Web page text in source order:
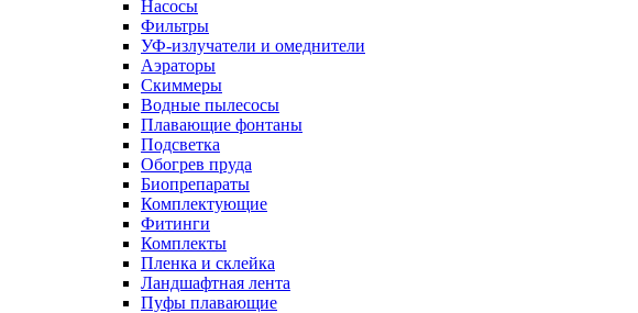
Насосы
Фильтры
УФ-излучатели и омеднители
Аэраторы
Cкиммеры
Водные пылесосы
Плавающие фонтаны
Подсветка
Обогрев пруда
Биопрепараты
Комплектующие
Фитинги
Комплекты
Пленка и склейка
Ландшафтная лента
Пуфы плавающие